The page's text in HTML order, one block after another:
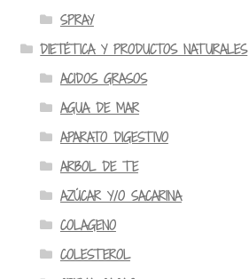
SPRAY
DIETÉTICA Y PRODUCTOS NATURALES
ACIDOS GRASOS
AGUA DE MAR
APARATO DIGESTIVO
ARBOL DE TE
AZÚCAR Y/O SACARINA
COLAGENO
COLESTEROL